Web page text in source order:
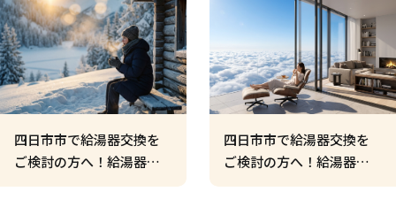
四日市市で給湯器交換を
ご検討の方へ！給湯器が
壊れるのは突然！真冬の
四日市市で給湯器交換を
ご検討の方へ！給湯器を
単なる「設備」から「快